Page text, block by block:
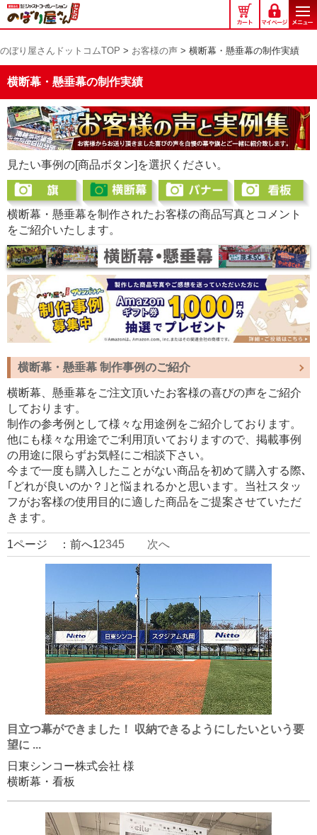
の
ぼ
屋
ん
ド
ッ
ト
コ
ム
のぼり屋さんドットコムTOP > お客様の声 > 横断幕・懸垂幕の制作実績
横断幕・懸垂幕の制作実績
見たい事例の[商品ボタン]を選択ください。
横断幕・懸垂幕を制作されたお客様の商品写真とコメント
をご紹介いたします。
横断幕・懸垂幕 制作事例のご紹介
横断幕、懸垂幕をご注文頂いたお客様の喜びの声をご紹介
しております。
制作の参考例として様々な用途例をご紹介しております。
他にも様々な用途でご利用頂いておりますので、掲載事例
の用途に限らずお気軽にご相談下さい。
今まで一度も購入したことがない商品を初めて購入する際､
｢どれが良いのか？｣と悩まれるかと思います。当社スタッ
フがお客様の使用目的に適した商品をご提案させていただ
きます。
1ページ ：前へ12345 次へ
目立つ幕ができました！ 収納できるようにしたいという要
望に ...
日東シンコー株式会社 様
横断幕・看板